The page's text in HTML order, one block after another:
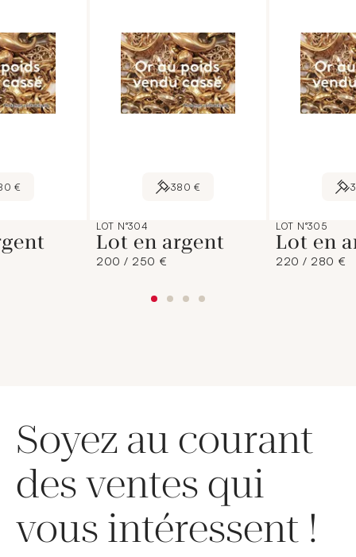
€ 380 €
LOT N°304
Lot en argent
200 / 250 €
LOT N°305
Lot en
220 / 280 €
Soyez au courant
des ventes qui
vous intéressent !